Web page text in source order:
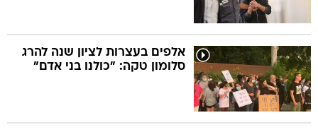
אלפים בעצרות לציון שנה להרג
סלומון טקה: "כולנו בני אדם"